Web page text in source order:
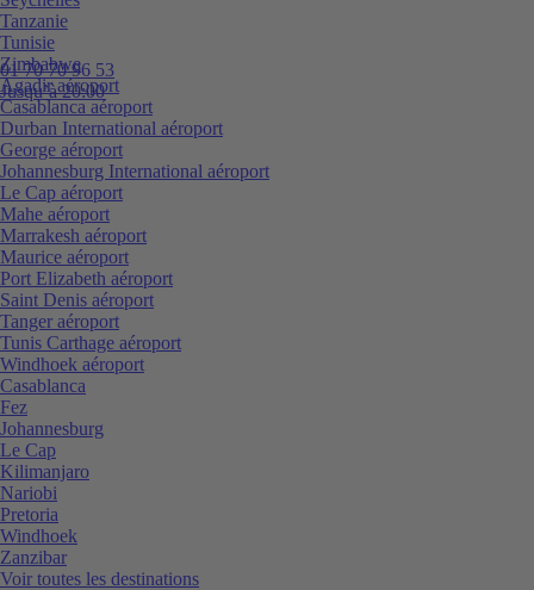
01 70 70 96 53
Jusqu’à 20:00
Tanzanie
Tunisie
Zimbabwe
Agadir aéroport
Casablanca aéroport
Durban International aéroport
George aéroport
Johannesburg International aéroport
Le Cap aéroport
Mahe aéroport
Marrakesh aéroport
Maurice aéroport
Port Elizabeth aéroport
Saint Denis aéroport
Tanger aéroport
Tunis Carthage aéroport
Windhoek aéroport
Casablanca
Fez
Johannesburg
Le Cap
Kilimanjaro
Nariobi
Pretoria
Windhoek
Zanzibar
Voir toutes les destinations